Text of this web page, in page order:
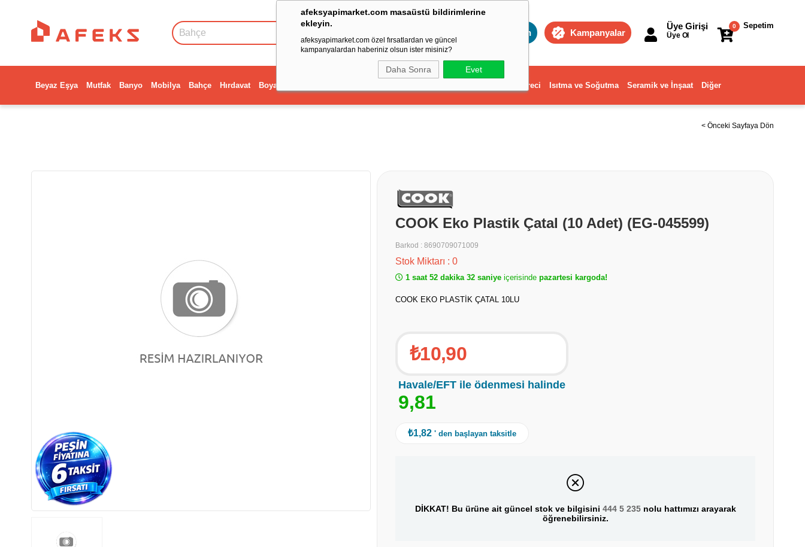
afeksyapimarket.com masaüstü bildirimlerine
ekleyin.
afeksyapimarket.com özel fırsatlardan ve güncel
kampanyalardan haberiniz olsun ister misiniz?
Daha Sonra Evet
Toptan Kampanyalar
Sepetim
0
Üye Girişi
Üye Ol
Beyaz Eşya Mutfak Banyo Mobilya Bahçe Hırdavat Boya Dekorasyon ve Ev Gereci Isıtma ve Soğutma Seramik ve İnşaat Diğer
< Önceki Sayfaya Dön
COOK Eko Plastik Çatal (10 Adet) (EG-045599)
Barkod : 8690709071009
Stok Miktarı : 0
1 saat 52 dakika 32 saniye içerisinde pazartesi kargoda!
COOK EKO PLASTİK ÇATAL 10LU
₺10,90
Havale/EFT ile ödenmesi halinde
9,81
₺1,82 ' den başlayan taksitle
DİKKAT! Bu ürüne ait güncel stok ve bilgisini 444 5 235nolu hattımızı arayarak
öğrenebilirsiniz.